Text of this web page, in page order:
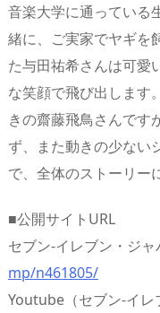
音楽大学に通っている
緒に、ご実家でヤギを
た与田祐希さんは可愛
な笑顔で飛び出します
きの齋藤飛鳥さんです
ず、また動きの少ない
で、全体のストーリー
■公開サイトURL
セブン‐イレブン・
mp/n461805/
Youtube（セブン‐イ